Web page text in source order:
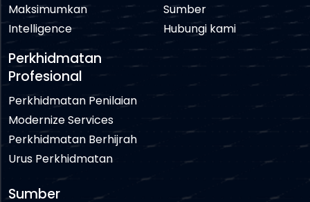
Maksimumkan
Intelligence
Perkhidmatan
Profesional
Perkhidmatan Penilaian
Modernize Services
Perkhidmatan Berhijrah
Urus Perkhidmatan
Sumber
Hubungi kami
Sumber